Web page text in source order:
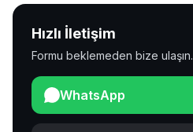
Hızlı İletişim
Formu beklemeden bize ulaşın.
WhatsApp